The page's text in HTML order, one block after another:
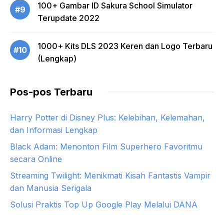
#9
100+ Gambar ID Sakura School Simulator
Terupdate 2022
#10
1000+ Kits DLS 2023 Keren dan Logo Terbaru
(Lengkap)
Pos-pos Terbaru
Harry Potter di Disney Plus: Kelebihan, Kelemahan,
dan Informasi Lengkap
Black Adam: Menonton Film Superhero Favoritmu
secara Online
Streaming Twilight: Menikmati Kisah Fantastis Vampir
dan Manusia Serigala
Solusi Praktis Top Up Google Play Melalui DANA